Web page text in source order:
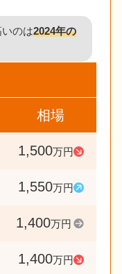
のは2024年の
相場
1,500万円
1,550万円
1,400万円
1,400万円